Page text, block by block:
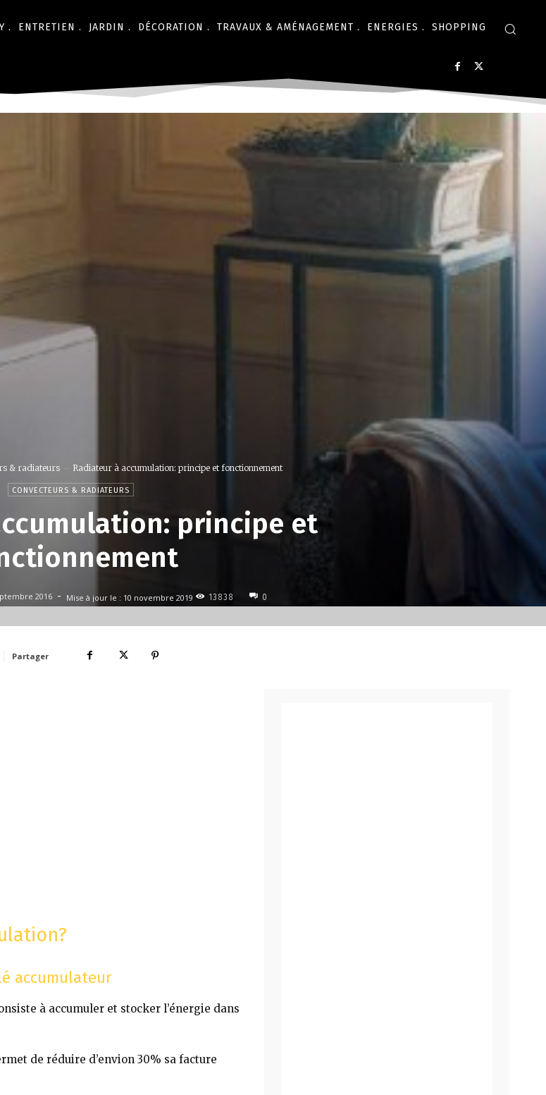
. ENTRETIEN . JARDIN . DÉCORATION . TRAVAUX & AMÉNAGEMENT . ENERGIES . SHOPPING
& radiateurs Radiateur à accumulation: principe et fonctionnement
CONVECTEURS & RADIATEURS
principe et
2016 - Mise à jour le : 10 novembre 2019 13838 0
Partager
accumulateur
à accumuler et stocker l’énergie dans
de réduire d’envion 30% sa facture